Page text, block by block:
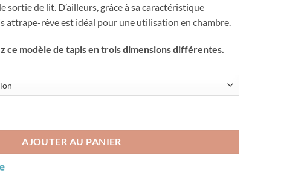
sortie de lit. D’ailleurs, grâce à sa caractéristique
attrape-rêve est idéal pour une utilisation en chambre.
ce modèle de tapis en trois dimensions différentes.
AJOUTER AU PANIER